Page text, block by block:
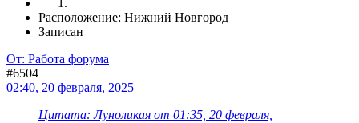
Расположение: Нижний Новгород
Записан
От: Работа форума
#6504
02:40, 20 февраля, 2025
Цитата: Луноликая от 01:35, 20 февраля,